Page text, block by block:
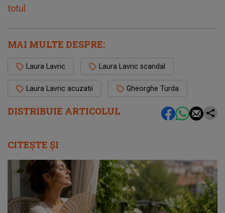
DISTRIBUIE ARTICOLUL
totul
MAI MULTE DESPRE:
Laura Lavric Laura Lavric scandal
Laura Lavric acuzatii Gheorghe Turda
CITEȘTE ȘI